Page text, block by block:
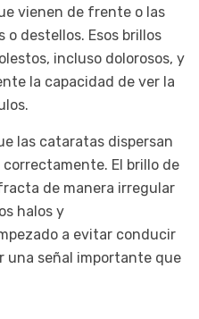
vienen de frente o las
destellos. Esos brillos
incluso dolorosos, y
la capacidad de ver la
las cataratas dispersan
El brillo de
de manera irregular
halos y
a evitar conducir
una señal importante que